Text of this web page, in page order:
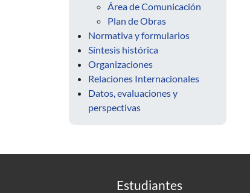
Área de Comunicación
Plan de Obras
Normativa y formularios
Síntesis histórica
Organizaciones
Relaciones Internacionales
Datos, evaluaciones y
perspectivas
Estudiantes